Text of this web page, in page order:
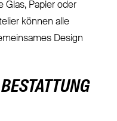
Glas, Papier oder
können alle
Design